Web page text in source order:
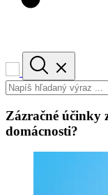
Zázračné
domácnosti?